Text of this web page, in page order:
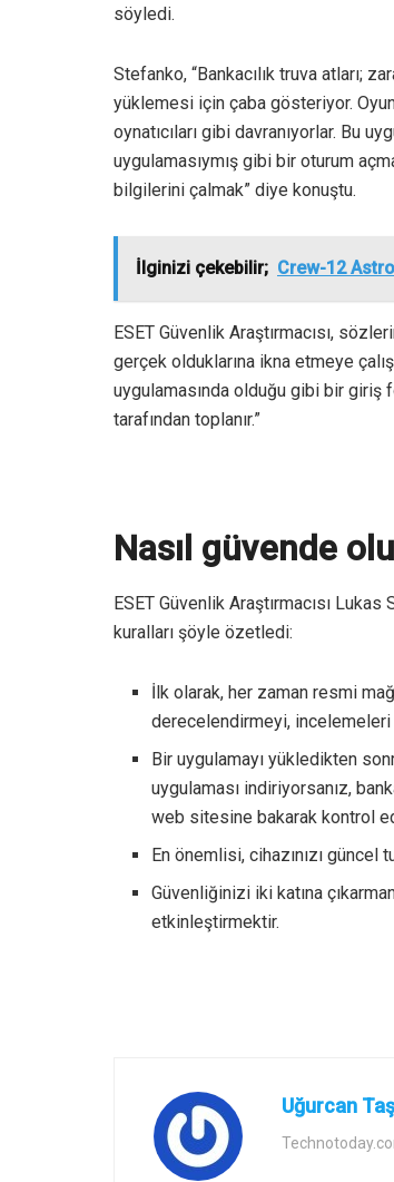
söyledi.
Stefanko, “Bankacılık truva atları;
yüklemesi için çaba gösteriyor.
oynatıcıları gibi davranıyorlar. Bu
uygulamasıymış gibi bir oturum
bilgilerini çalmak” diye konuştu.
İlginizi çekebilir; Crew-12
ESET Güvenlik Araştırmacısı,
gerçek olduklarına ikna etmeye
uygulamasında olduğu gibi bir giriş
tarafından toplanır.”
Nasıl güvende
ESET Güvenlik Araştırmacısı
kuralları şöyle özetledi:
İlk olarak, her zaman resmi
derecelendirmeyi, incelemeleri
Bir uygulamayı yükledikten
uygulaması indiriyorsanız,
web sitesine bakarak kontrol
En önemlisi, cihazınızı
Güvenliğinizi iki katına
etkinleştirmektir.
Uğurcan